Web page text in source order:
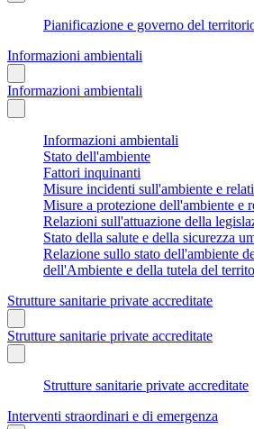
Pianificazione e governo del
Informazioni ambientali
Informazioni ambientali
Informazioni ambientali
Stato dell'ambiente
Fattori inquinanti
Misure incidenti sull'ambiente e
Misure a protezione dell'ambiente e
Relazioni sull'attuazione della
Stato della salute e della sicurezza
Relazione sullo stato dell'ambiente
dell'Ambiente e della tutela del
Strutture sanitarie private accreditate
Strutture sanitarie private accreditate
Strutture sanitarie private accreditate
Interventi straordinari e di emergenza